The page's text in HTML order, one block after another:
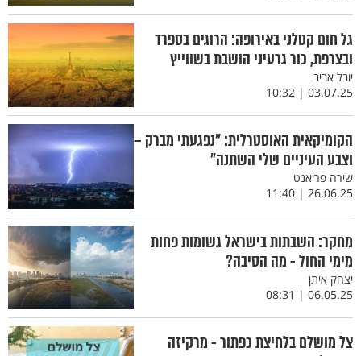
גל חום קטלני באירופה: הרוגים בספרד
ובצרפת, כור גרעיני הושבת בשווייץ
יובל אביב
03.07.25 | 10:32
הקומיקאית האוסטרלית: "נפגעתי מברק –
וצבע העיניים שלי השתנה"
שירה פריאנט
26.06.25 | 11:40
מחקר: השבתות בישראל גשומות פחות
מימי החול - מה הסיבה?
יצחק איתן
06.05.25 | 08:31
צל מושלם בלחיצת כפתור - מרקיזה